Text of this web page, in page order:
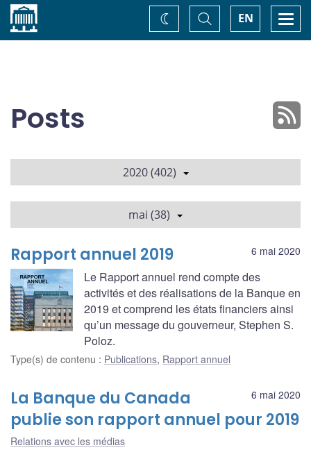
Accueil EN
Basculer
la
recherche
Changez
de
Posts
2020 (402)
mai (38)
6 mai 2020
Rapport annuel 2019
Le Rapport annuel rend compte des
activités et des réalisations de la Banque en
2019 et comprend les états financiers ainsi
qu’un message du gouverneur, Stephen S.
Poloz.
Type(s) de contenu : Publications, Rapport annuel
6 mai 2020
La Banque du Canada
publie son rapport annuel pour 2019
Relations avec les médias